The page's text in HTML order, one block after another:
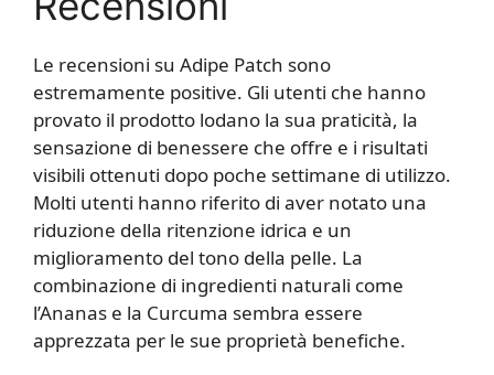
Le recensioni su Adipe Patch sono
estremamente positive. Gli utenti che hanno
provato il prodotto lodano la sua praticità, la
sensazione di benessere che offre e i risultati
visibili ottenuti dopo poche settimane di utilizzo.
Molti utenti hanno riferito di aver notato una
riduzione della ritenzione idrica e un
miglioramento del tono della pelle. La
combinazione di ingredienti naturali come
l’Ananas e la Curcuma sembra essere
apprezzata per le sue proprietà benefiche.